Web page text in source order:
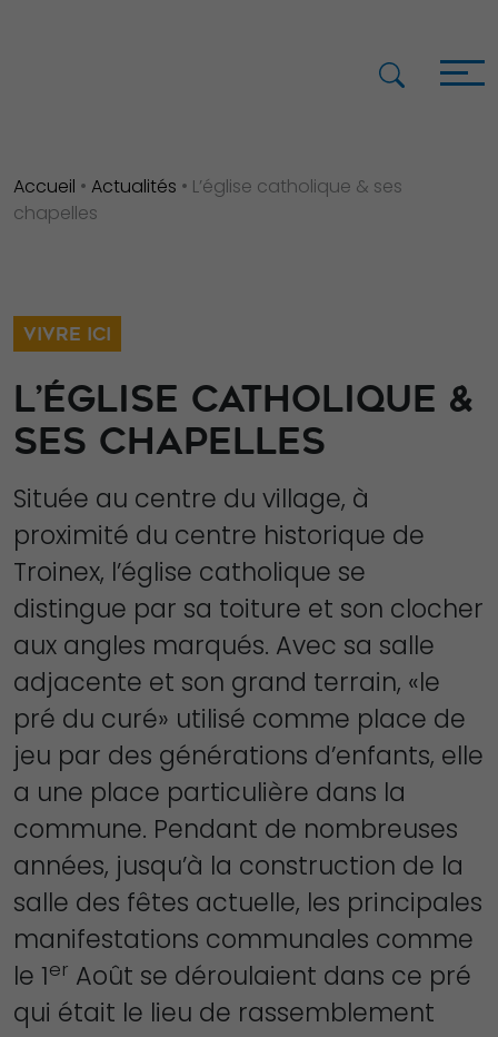
Accueil • Actualités • L’église catholique & ses
chapelles
VIVRE ICI
L’ÉGLISE CATHOLIQUE &
SES CHAPELLES
Située au centre du village, à
proximité du centre historique de
Troinex, l’église catholique se
distingue par sa toiture et son clocher
aux angles marqués. Avec sa salle
adjacente et son grand terrain, «le
pré du curé» utilisé comme place de
jeu par des générations d’enfants, elle
a une place particulière dans la
commune. Pendant de nombreuses
années, jusqu’à la construction de la
salle des fêtes actuelle, les principales
manifestations communales comme
le 1er Août se déroulaient dans ce pré
qui était le lieu de rassemblement